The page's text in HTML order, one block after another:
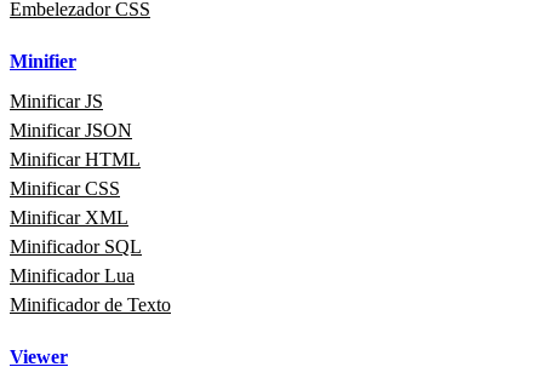
Embelezador CSS
Minifier
Minificar JS
Minificar JSON
Minificar HTML
Minificar CSS
Minificar XML
Minificador SQL
Minificador Lua
Minificador de Texto
Viewer